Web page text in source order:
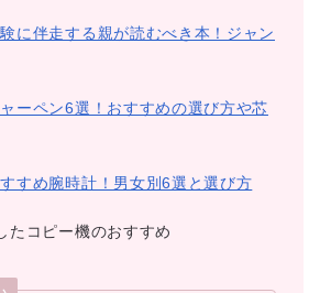
に伴走する親が読むべき本！ジャン
ーペン6選！おすすめの選び方や芯
すめ腕時計！男女別6選と選び方
たコピー機のおすすめ